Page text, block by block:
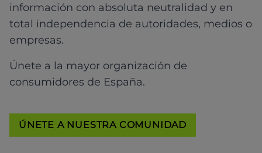
información con absoluta neutralidad y en
total independencia de autoridades, medios o
empresas.
Únete a la mayor organización de
consumidores de España.
ÚNETE A NUESTRA COMUNIDAD